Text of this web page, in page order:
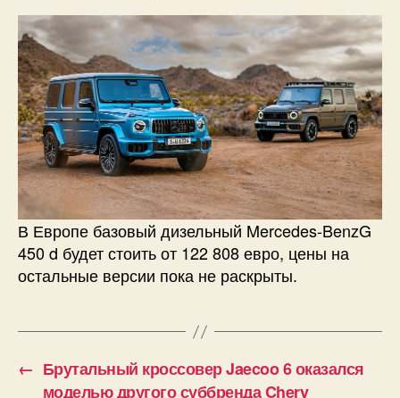
В Европе базовый дизельный Mercedes-BenzG
450 d будет стоить от 122 808 евро, цены на
остальные версии пока не раскрыты.
← Брутальный кроссовер Jaecoo 6 оказался
моделью другого суббренда Chery